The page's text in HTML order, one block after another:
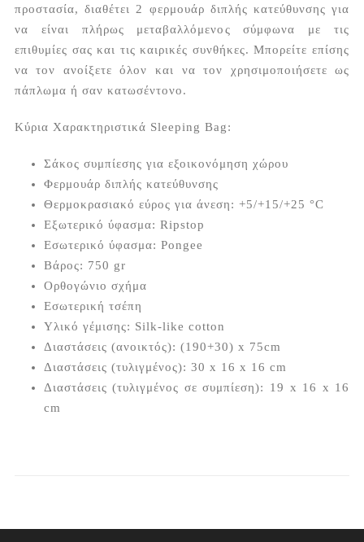
προστασία, διαθέτει 2 φερμουάρ διπλής κατεύθυνσης για
να είναι πλήρως μεταβαλλόμενος σύμφωνα με τις
επιθυμίες σας και τις καιρικές συνθήκες. Μπορείτε επίσης
να τον ανοίξετε όλον και να τον χρησιμοποιήσετε ως
πάπλωμα ή σαν κατωσέντονο.
Κύρια Χαρακτηριστικά Sleeping Bag:
Σάκος συμπίεσης για εξοικονόμηση χώρου
Φερμουάρ διπλής κατεύθυνσης
Θερμοκρασιακό εύρος για άνεση: +5/+15/+25 °C
Εξωτερικό ύφασμα: Ripstop
Εσωτερικό ύφασμα: Pongee
Βάρος: 750 gr
Ορθογώνιο σχήμα
Εσωτερική τσέπη
Υλικό γέμισης: Silk-like cotton
Διαστάσεις (ανοικτός): (190+30) x 75cm
Διαστάσεις (τυλιγμένος): 30 x 16 x 16 cm
Διαστάσεις (τυλιγμένος σε συμπίεση): 19 x 16 x 16
cm